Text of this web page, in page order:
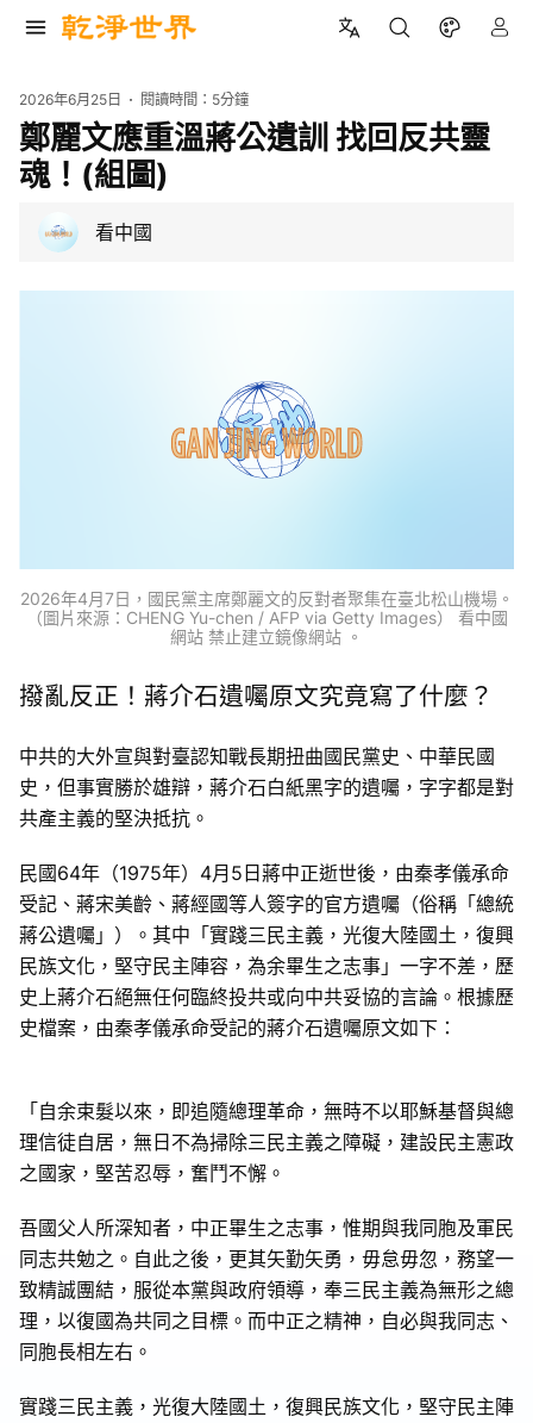
2026年6月25日 閱讀時間： 5分鐘
鄭麗文應重溫蔣公遺訓 找回反共靈
魂！(組圖)
看中國
2026年4月7日，國民黨主席鄭麗文的反對者聚集在臺北松山機場。
（圖片來源：CHENG Yu-chen / AFP via Getty Images） 看中國
網站 禁止建立鏡像網站 。
撥亂反正！蔣介石遺囑原文究竟寫了什麼？
中共的大外宣與對臺認知戰長期扭曲國民黨史、中華民國
史，但事實勝於雄辯，蔣介石白紙黑字的遺囑，字字都是對
共產主義的堅決抵抗。
民國64年（1975年）4月5日蔣中正逝世後，由秦孝儀承命
受記、蔣宋美齡、蔣經國等人簽字的官方遺囑（俗稱「總統
蔣公遺囑」）。其中「實踐三民主義，光復大陸國土，復興
民族文化，堅守民主陣容，為余畢生之志事」一字不差，歷
史上蔣介石絕無任何臨終投共或向中共妥協的言論。根據歷
史檔案，由秦孝儀承命受記的蔣介石遺囑原文如下：
「自余束髮以來，即追隨總理革命，無時不以耶穌基督與總
理信徒自居，無日不為掃除三民主義之障礙，建設民主憲政
之國家，堅苦忍辱，奮鬥不懈。
吾國父人所深知者，中正畢生之志事，惟期與我同胞及軍民
同志共勉之。自此之後，更其矢勤矢勇，毋怠毋忽，務望一
致精誠團結，服從本黨與政府領導，奉三民主義為無形之總
理，以復國為共同之目標。而中正之精神，自必與我同志、
同胞長相左右。
實踐三民主義，光復大陸國土，復興民族文化，堅守民主陣